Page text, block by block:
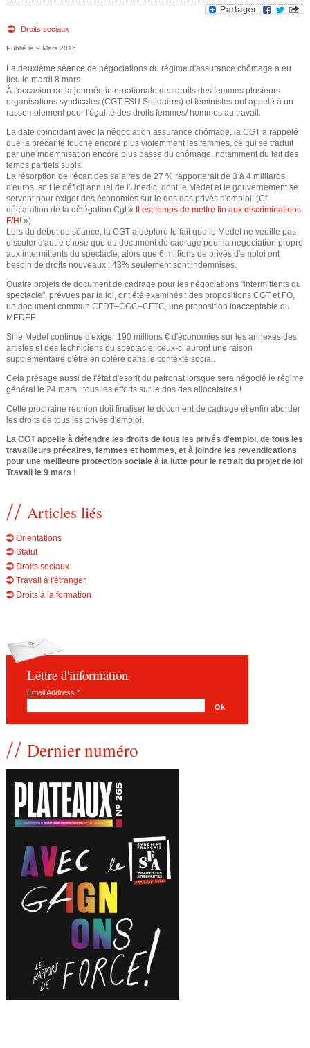
e
e
r
c
h
e
r
c
h
o
u
s
ê
t
e
s
i
c
i
Droits sociaux
9 Mars 2016
La deuxième séance de négociations du régime d'assurance chômage a eu
lieu le mardi 8 mars.
À l'occasion de la journée internationale des droits des femmes plusieurs
organisations syndicales (CGT FSU Solidaires) et féministes ont appelé à un
rassemblement pour l'égalité des droits femmes/ hommes au travail.
La date coïncidant avec la négociation assurance chômage, la CGT a rappelé
que la précarité touche encore plus violemment les femmes, ce qui se traduit
par une indemnisation encore plus basse du chômage, notamment du fait des
temps partiels subis.
La résorption de l'écart des salaires de 27 % rapporterait de 3 à 4 milliards
d'euros, soit le déficit annuel de l'Unedic, dont le Medef et le gouvernement se
servent pour exiger des économies sur le dos des privés d'emploi. (Cf.
déclaration de la délégation Cgt «
Il est temps de mettre fin aux discriminations
F/H! »)
Lors du début de séance, la CGT a déploré le fait que le Medef ne veuille pas
discuter d'autre chose que du document de cadrage pour la négociation propre
aux intermittents du spectacle, alors que 6 millions de privés d'emploi ont
besoin de droits nouveaux : 43% seulement sont indemnisés.
Quatre projets de document de cadrage pour les négociations "intermittents du
spectacle", prévues par la loi, ont été examinés : des propositions CGT et FO,
un document commun CFDT–CGC–CFTC, une proposition inacceptable du
MEDEF.
Si le Medef continue d'exiger 190 millions € d'économies sur les annexes des
artistes et des techniciens du spectacle, ceux-ci auront une raison
supplémentaire d'être en colère dans le contexte social.
Cela présage aussi de l'état d'esprit du patronat lorsque sera négocié le régime
général le 24 mars : tous les efforts sur le dos des allocataires !
Cette prochaine réunion doit finaliser le document de cadrage et enfin aborder
les droits de tous les privés d'emploi.
La CGT appelle à défendre les droits de tous les privés d'emploi, de tous les
travailleurs précaires, femmes et hommes, et à joindre les revendications
pour une meilleure protection sociale à la lutte pour le retrait du projet de loi
Travail le 9 mars !
Articles liés
Orientations
Statut
Droits sociaux
Travail à l'étranger
Droits à la formation
Lettre d'information
Email Address *
Dernier numéro